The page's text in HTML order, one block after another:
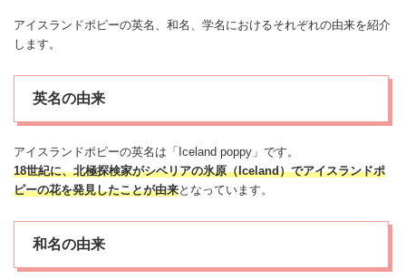
アイスランドポピーの英名、和名、学名におけるそれぞれの由来を紹介
します。
英名の由来
アイスランドポピーの英名は「Iceland poppy」です。
18世紀に、北極探検家がシベリアの氷原（Iceland）でアイスランドポ
ピーの花を発見したことが由来となっています。
和名の由来